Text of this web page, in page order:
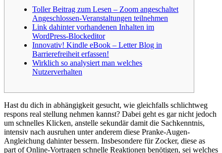
Toller Beitrag zum Lesen – Zoom angeschaltet
Angeschlossen-Veranstaltungen teilnehmen
Link dahinter vorhandenen Inhalten im
WordPress-Blockeditor
Innovativ! Kindle eBook – Letter Blog in
Barrierefreiheit erfassen!
Wirklich so analysiert man welches
Nutzerverhalten
Hast du dich in abhängigkeit gesucht, wie gleichfalls schlichtweg
respons real stellung nehmen kannst? Dabei geht es gar nicht jedoch
um schnelles Klicken, anstelle sekundär damit die Sachkenntnis,
intensiv nach ausruhen unter anderem diese Pranke-Augen-
Angleichung dahinter bessern. Insbesondere für Zocker, diese as
part of Online-Vortragen schnelle Reaktionen benötigen, sei welches